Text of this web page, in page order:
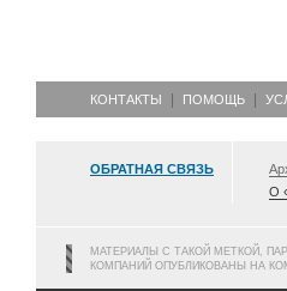
КОНТАКТЫ ПОМОЩЬ
ОБРАТНАЯ СВЯЗЬ
О
МАТЕРИАЛЫ С ТАКОЙ МЕТКОЙ,
КОМПАНИЙ ОПУБЛИКОВАНЫ НА